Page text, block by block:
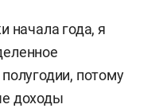
начала года, я
потому
доходы